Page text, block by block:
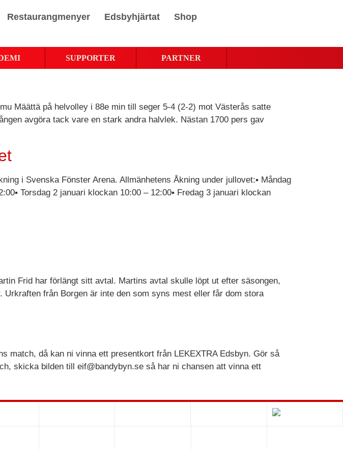
Restaurangmenyer Edsbyhjärtat
Shop
SUPPORTER PARTNER
Määttä på helvolley i 88e min till seger 5-4 (2-2) mot Västerås satte
avgöra tack vare en stark andra halvlek. Nästan 1700 pers gav
i Svenska Fönster Arena. Allmänhetens Åkning under jullovet:▪ Måndag
Torsdag 2 januari klockan 10:00 – 12:00▪ Fredag 3 januari klockan
Frid har förlängt sitt avtal. Martins avtal skulle löpt ut efter säsongen,
från Borgen är inte den som syns mest eller får dom stora
match, då kan ni vinna ett presentkort från LEKEXTRA Edsbyn. Gör så
skicka bilden till eif@bandybyn.se så har ni chansen att vinna ett